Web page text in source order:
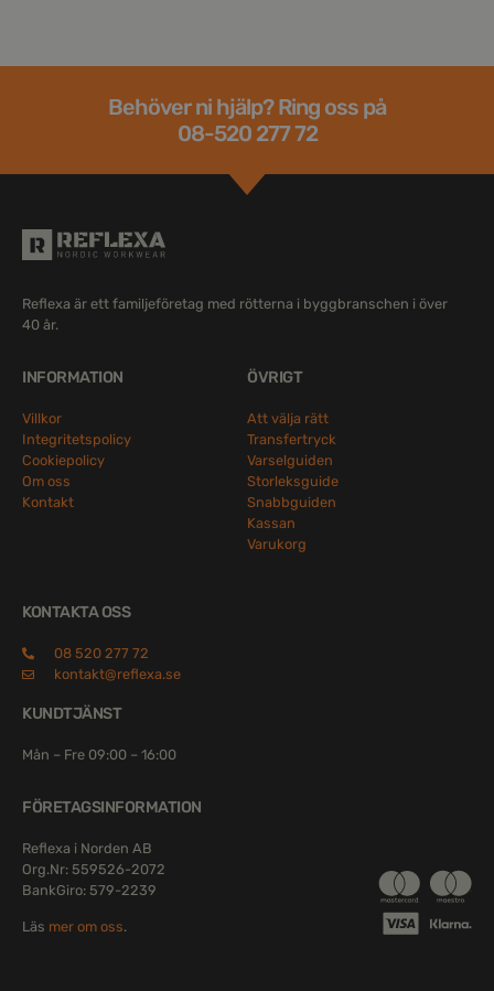
Behöver ni hjälp? Ring oss på
08-520 277 72
Reflexa är ett familjeföretag med rötterna i byggbranschen i över
40 år.
INFORMATION
Villkor
Integritetspolicy
Cookiepolicy
Om oss
Kontakt
ÖVRIGT
Att välja rätt
Transfertryck
Varselguiden
Storleksguide
Snabbguiden
Kassan
Varukorg
KONTAKTA OSS
08 520 277 72
kontakt@reflexa.se
KUNDTJÄNST
Mån – Fre 09:00 – 16:00
FÖRETAGSINFORMATION
Reflexa i Norden AB
Org.Nr: 559526-2072
BankGiro: 579-2239
Läs mer om oss.